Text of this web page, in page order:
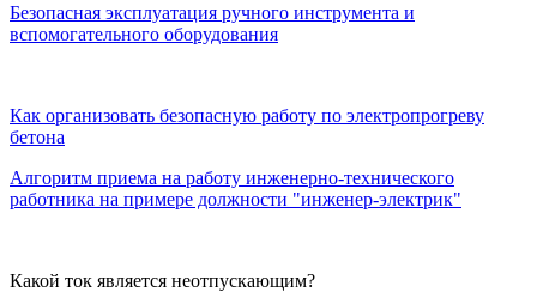
Безопасная эксплуатация ручного инструмента и
вспомогательного оборудования
Как организовать безопасную работу по электропрогреву
бетона
Алгоритм приема на работу инженерно-технического
работника на примере должности "инженер-электрик"
Какой ток является неотпускающим?